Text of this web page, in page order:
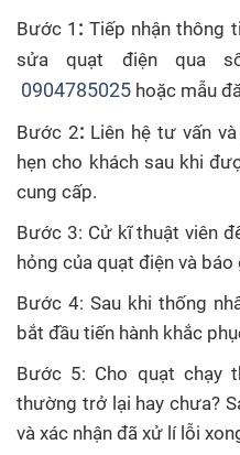
Bước 1 : Tiếp nhận thông
sửa quạt điện qua
0904785025 hoặc mẫu
Bước 2: Liên hệ tư vấn
hẹn cho khách sau khi
cung cấp.
Bước 3: Cử kĩ thuật viên
hỏng của quạt điện và
Bước 4: Sau khi thống
bắt đầu tiến hành khắc
Bước 5: Cho quạt chạy
thường trở lại hay chưa?
và xác nhận đã xử lí lỗi